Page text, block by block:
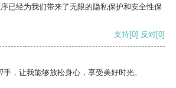
已经为我们带来了无限的隐私保护和安全性保
支持[0] 反对[0]
，让我能够放松身心，享受美好时光。